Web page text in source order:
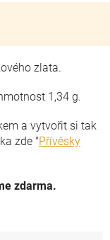
zlata.
1,34 g.
a vytvořit si tak
zde "Přívěsky
zdarma.